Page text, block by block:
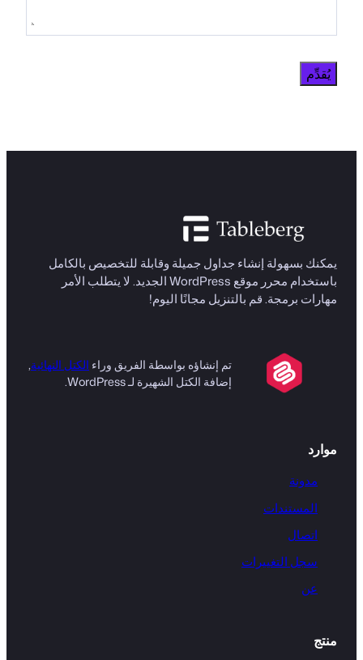
يُقدِّم
يمكنك بسهولة إنشاء جداول جميلة وقابلة للتخصيص بالكامل
باستخدام محرر موقع WordPress الجديد. لا يتطلب الأمر
مهارات برمجة. قم بالتنزيل مجانًا اليوم!
تم إنشاؤه بواسطة الفريق وراء الكتل النهائية,
إضافة الكتل الشهيرة لـ WordPress.
موارد
مدونة
المستندات
اتصال
سجل التغييرات
عن
منتج